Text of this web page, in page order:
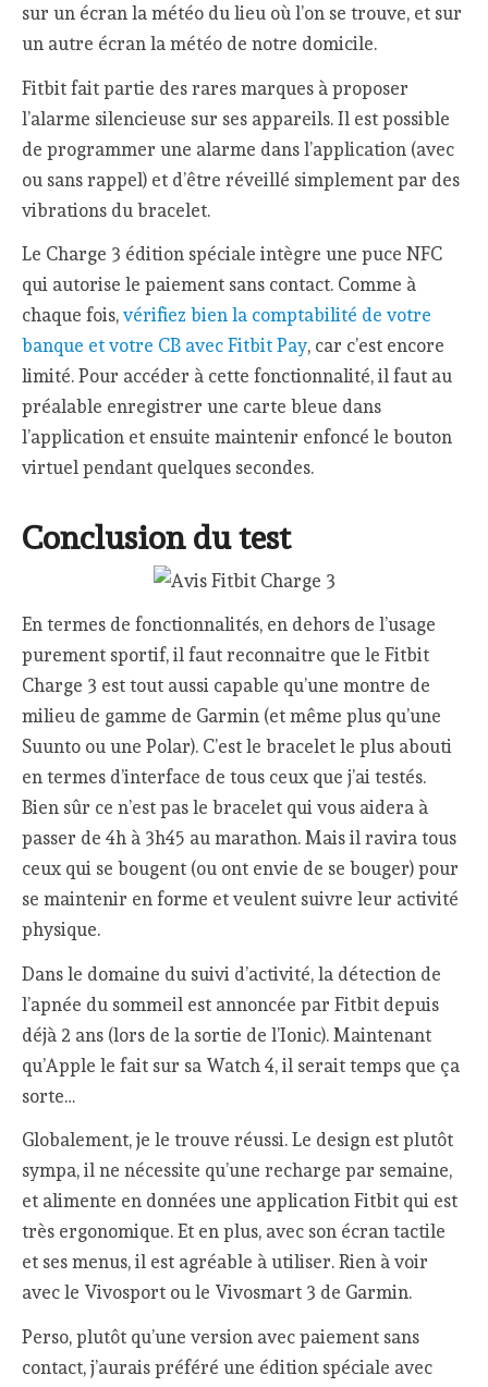
sur un écran la météo du lieu où l’on se trouve, et sur
un autre écran la météo de notre domicile.
Fitbit fait partie des rares marques à proposer
l’alarme silencieuse sur ses appareils. Il est possible
de programmer une alarme dans l’application (avec
ou sans rappel) et d’être réveillé simplement par des
vibrations du bracelet.
Le Charge 3 édition spéciale intègre une puce NFC
qui autorise le paiement sans contact. Comme à
chaque fois,vérifiez bien la comptabilité de votre
banque et votre CB avec Fitbit Pay, car c’est encore
limité. Pour accéder à cette fonctionnalité, il faut au
préalable enregistrer une carte bleue dans
l’application et ensuite maintenir enfoncé le bouton
virtuel pendant quelques secondes.
Conclusion du test
En termes de fonctionnalités, en dehors de l’usage
purement sportif, il faut reconnaitre que le Fitbit
Charge 3 est tout aussi capable qu’une montre de
milieu de gamme de Garmin (et même plus qu’une
Suunto ou une Polar). C’est le bracelet le plus abouti
en termes d’interface de tous ceux que j’ai testés.
Bien sûr ce n’est pas le bracelet qui vous aidera à
passer de 4h à 3h45 au marathon. Mais il ravira tous
ceux qui se bougent (ou ont envie de se bouger) pour
se maintenir en forme et veulent suivre leur activité
physique.
Dans le domaine du suivi d’activité, la détection de
l’apnée du sommeil est annoncée par Fitbit depuis
déjà 2 ans (lors de la sortie de l’Ionic). Maintenant
qu’Apple le fait sur sa Watch 4, il serait temps que ça
sorte…
Globalement, je le trouve réussi. Le design est plutôt
sympa, il ne nécessite qu’une recharge par semaine,
et alimente en données une application Fitbit qui est
très ergonomique. Et en plus, avec son écran tactile
et ses menus, il est agréable à utiliser. Rien à voir
avec le Vivosport ou le Vivosmart 3 de Garmin.
Perso, plutôt qu’une version avec paiement sans
contact, j’aurais préféré une édition spéciale avec